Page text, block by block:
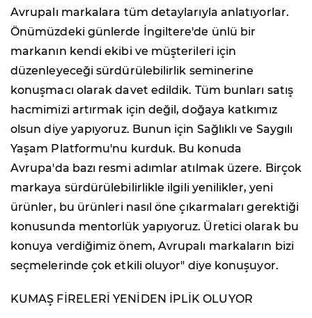
Avrupalı markalara tüm detaylarıyla anlatıyorlar.
Önümüzdeki günlerde İngiltere'de ünlü bir
markanın kendi ekibi ve müşterileri için
düzenleyeceği sürdürülebilirlik seminerine
konuşmacı olarak davet edildik. Tüm bunları satış
hacmimizi artırmak için değil, doğaya katkımız
olsun diye yapıyoruz. Bunun için Sağlıklı ve Saygılı
Yaşam Platformu'nu kurduk. Bu konuda
Avrupa'da bazı resmi adımlar atılmak üzere. Birçok
markaya sürdürülebilirlikle ilgili yenilikler, yeni
ürünler, bu ürünleri nasıl öne çıkarmaları gerektiği
konusunda mentorlük yapıyoruz. Üretici olarak bu
konuya verdiğimiz önem, Avrupalı markaların bizi
seçmelerinde çok etkili oluyor" diye konuşuyor.
KUMAŞ FİRELERİ YENİDEN İPLİK OLUYOR